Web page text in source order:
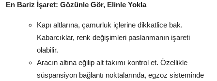
En Bariz İşaret: Gözünle Gör, Elinle Yokla
Kapı altlarına, çamurluk içlerine dikkatlice bak.
Kabarcıklar, renk değişimleri paslanmanın işareti
olabilir.
Aracın altına eğilip alt takımı kontrol et. Özellikle
süspansiyon bağlantı noktalarında, egzoz sisteminde